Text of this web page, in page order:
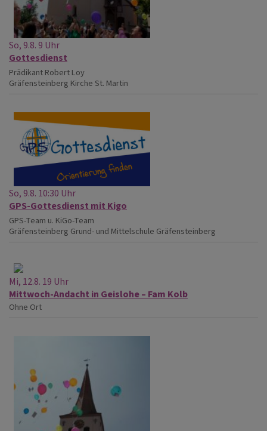
So, 9.8. 9 Uhr
Gottesdienst
Prädikant Robert Loy
Gräfensteinberg Kirche St. Martin
So, 9.8. 10:30 Uhr
GPS-Gottesdienst mit Kigo
GPS-Team u. KiGo-Team
Gräfensteinberg Grund- und Mittelschule Gräfensteinberg
Mi, 12.8. 19 Uhr
Mittwoch-Andacht in Geislohe – Fam Kolb
Ohne Ort